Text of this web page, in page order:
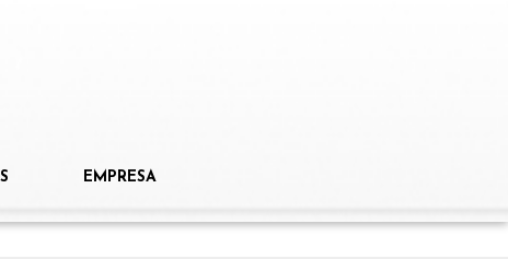
EMPRESA